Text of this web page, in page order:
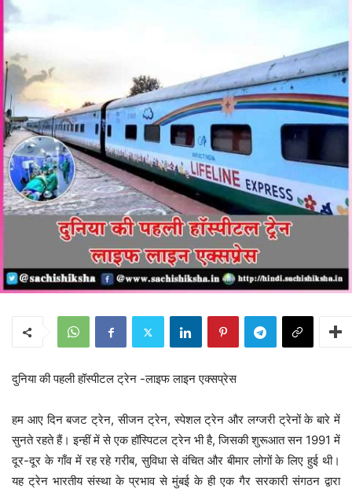
दुनिया की पहली हॉस्पीटल ट्रेन -लाइफ लाइन एक्सप्रेस
हम आए दिन बजट ट्रेन, सीजन ट्रेन, स्पेशल ट्रेन और लग्जरी ट्रेनों के बारे में
सुनते रहते हैं। इन्हीं में से एक हॉस्पिटल ट्रेन भी है, जिसकी शुरूआत सन 1991 में
दूर-दूर के गाँव में रह रहे गरीब, सुविधा से वंचित और बीमार लोगों के लिए हुई थी।
यह ट्रेन भारतीय संस्था के प्रभाव से मुंबई के ही एक गैर सरकारी संगठन द्वारा